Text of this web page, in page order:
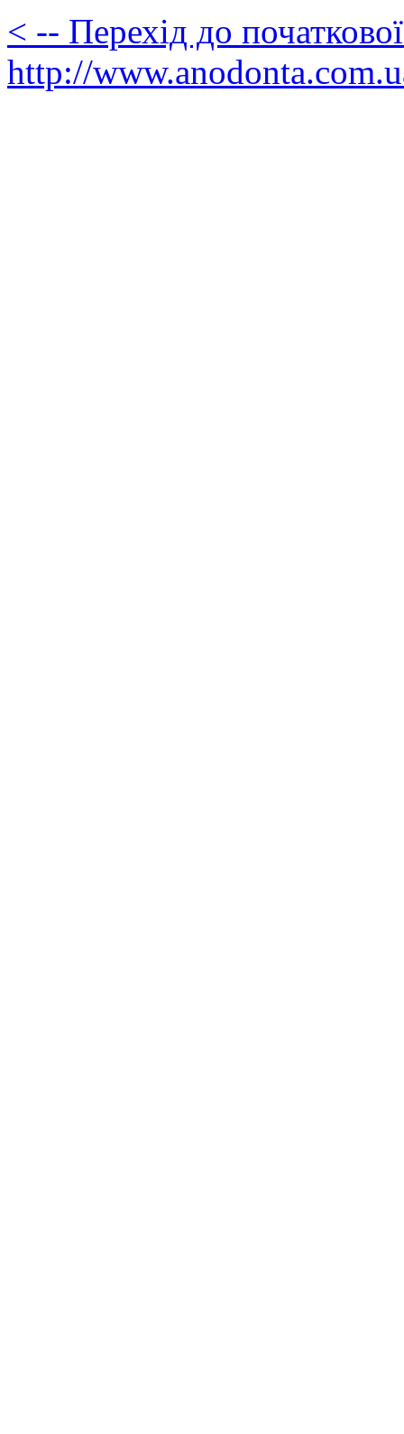
< -- Перехід до
http://